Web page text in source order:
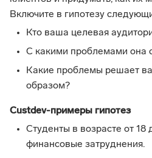
Включите в гипотезу
Кто ваша целевая
С какими проблемами она
Какие проблемы решает
образом?
Custdev-примеры гипотез
Студенты в возрасте от
финансовые затруднения.